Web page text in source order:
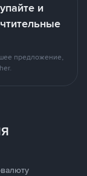
и
предложение,